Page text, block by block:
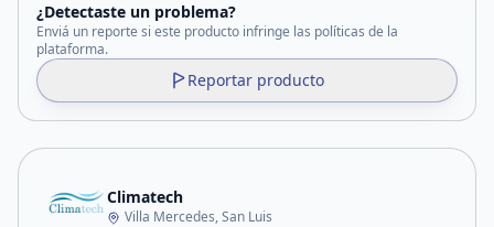
¿Detectaste un problema?
Enviá un reporte si este producto infringe las políticas de la
plataforma.
Reportar producto
Climatech
Villa Mercedes, San Luis